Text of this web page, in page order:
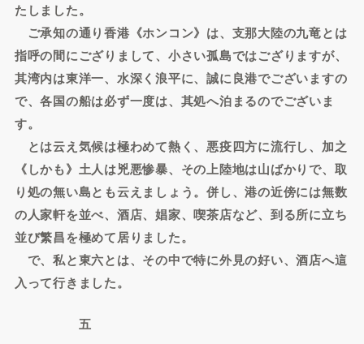
たしました。
ご承知の通り香港《ホンコン》は、支那大陸の九竜とは
指呼の間にござりまして、小さい孤島ではござりますが、
其湾内は東洋一、水深く浪平に、誠に良港でございますの
で、各国の船は必ず一度は、其処へ泊まるのでございま
す。
とは云え気候は極わめて熱く、悪疫四方に流行し、加之
《しかも》土人は兇悪惨暴、その上陸地は山ばかりで、取
り処の無い島とも云えましょう。併し、港の近傍には無数
の人家軒を並べ、酒店、娼家、喫茶店など、到る所に立ち
並び繁昌を極めて居りました。
で、私と東六とは、その中で特に外見の好い、酒店へ這
入って行きました。
五